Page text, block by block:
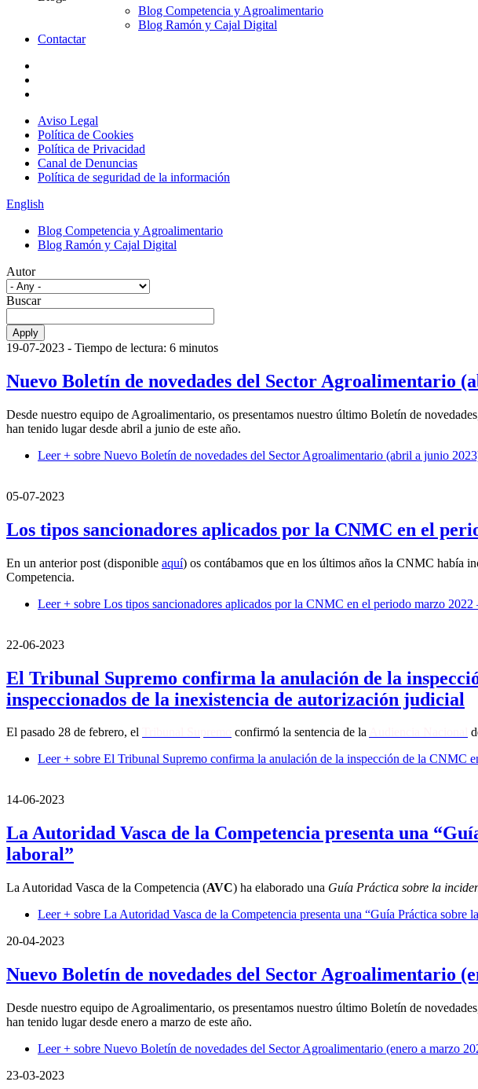
Blog Competencia y Agroalimentario
Blog Ramón y Cajal Digital
Contactar
Aviso Legal
Política de Cookies
Política de Privacidad
Canal de Denuncias
Política de seguridad de la información
English
Blog Competencia y Agroalimentario
Blog Ramón y Cajal Digital
Autor
Buscar
19-07-2023 - Tiempo de lectura: 6 minutos
Nuevo Boletín de novedades del Sector Agroalimentario
Desde nuestro equipo de Agroalimentario, os presentamos nuestro último Boletín de
han tenido lugar desde abril a junio de este año.
Leer + sobre Nuevo Boletín de novedades del Sector Agroalimentario (abril a junio
05-07-2023
Los tipos sancionadores aplicados por la CNMC en el
En un anterior post (disponible aquí) os contábamos que en los últimos años la CNMC había
Competencia.
Leer + sobre Los tipos sancionadores aplicados por la CNMC en el periodo marzo
22-06-2023
El Tribunal Supremo confirma la anulación de la
inspeccionados de la inexistencia de autorización judicial
El pasado 28 de febrero, el confirmó la sentencia de la
Leer + sobre El Tribunal Supremo confirma la anulación de la inspección de la CNMC
14-06-2023
La Autoridad Vasca de la Competencia presenta una
laboral”
La Autoridad Vasca de la Competencia (AVC) ha elaborado una Guía Práctica sobre la
Leer + sobre La Autoridad Vasca de la Competencia presenta una “Guía Práctica sobre
20-04-2023
Nuevo Boletín de novedades del Sector Agroalimentario
Desde nuestro equipo de Agroalimentario, os presentamos nuestro último Boletín de
han tenido lugar desde enero a marzo de este año.
Leer + sobre Nuevo Boletín de novedades del Sector Agroalimentario (enero a marzo
23-03-2023